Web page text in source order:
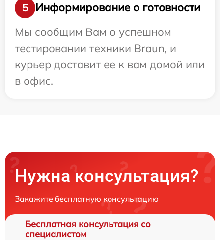
5
Информирование о готовности
Мы сообщим Вам о успешном
тестировании техники Braun, и
курьер доставит ее к вам домой или
в офис.
Нужна консультация?
Закажите бесплатную консультацию
Бесплатная консультация со
специалистом